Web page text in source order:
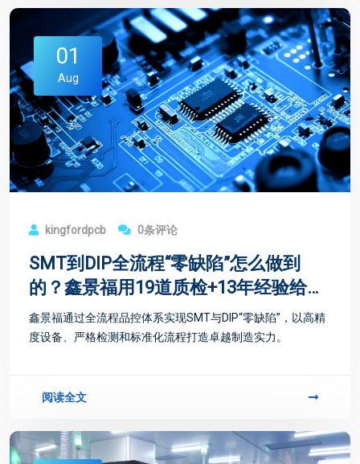
01
Aug
kingfordpcb 0条评论
SMT到DIP全流程“零缺陷”怎么做到
的？鑫景福用19道质检+13年经验给出
答案
鑫景福通过全流程品控体系实现SMT与DIP“零缺陷”，以高精
度设备、严格检测和标准化流程打造卓越制造实力。
阅读全文